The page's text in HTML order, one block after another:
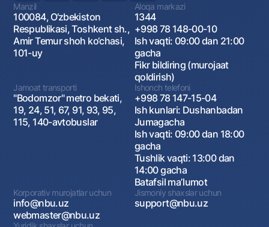
Manzil
100084, O‘zbekiston
Respublikasi, Toshkent sh.,
Amir Temur shoh ko‘chasi,
101-uy
Aloqa markazi
1344
+998 78 148-00-10
Ish vaqti: 09:00 dan 21:00
gacha
Fikr bildiring (murojaat
qoldirish)
Jamoat transporti
"Bodomzor" metro bekati,
19, 24, 51, 67, 91, 93, 95,
115, 140-avtobuslar
Ishonch telefoni
+998 78 147-15-04
Ish kunlari: Dushanbadan
Jumagacha
Ish vaqti: 09:00 dan 18:00
gacha
Tushlik vaqti: 13:00 dan
14:00 gacha
Batafsil maʼlumot
Korporativ murojatlar uchun
info@nbu.uz
webmaster@nbu.uz
Jismoniy shaxslar uchun
support@nbu.uz